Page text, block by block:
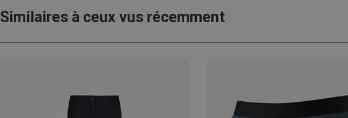
Similaires à ceux vus récemment